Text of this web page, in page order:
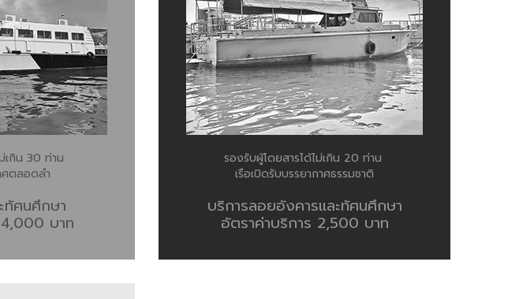
read more
พิธีลอยอังคาร
การประกอบพิธีกรรม
- สมเกียรติผู้วายชนม์
เกิน 30 ท่าน
ศตลอดลำ
ทัศนศึกษา
บาท
รองรับผู้โดยสารได้ไม่เกิน 20 ท่าน
เรือเปิดรับบรรยากาศธรรมชาติ
บริการลอยอังคารและทัศนศึกษา
อัตราค่าบริการ 2,500 บาท